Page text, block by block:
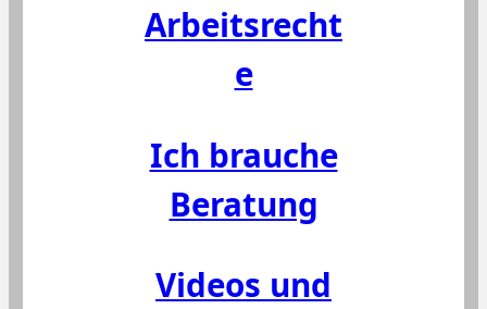
Arbeitsrecht
e
Ich brauche
Beratung
Videos und